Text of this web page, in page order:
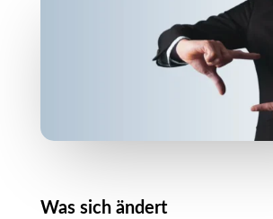
Was sich ändert